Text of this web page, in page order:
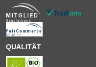
QUALITÄT